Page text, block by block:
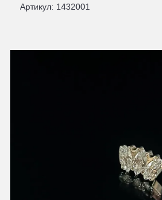
Артикул: 1432001